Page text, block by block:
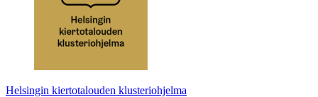
Helsingin kiertotalouden klusteriohjelma